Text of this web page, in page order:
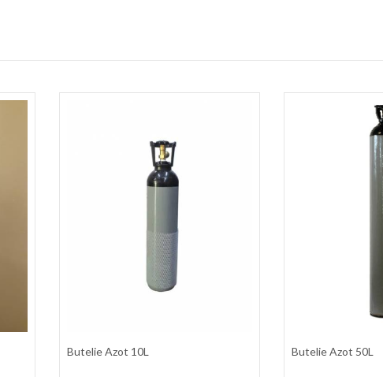
Butelie Azot 10L Butelie Azot 50L